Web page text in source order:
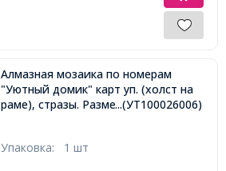
Алмазная мозаика по номерам
"Уютный домик" карт уп. (холст на
раме), стразы. Размер: 30*40 см
...(УТ100026006)
Упаковка: 1 шт